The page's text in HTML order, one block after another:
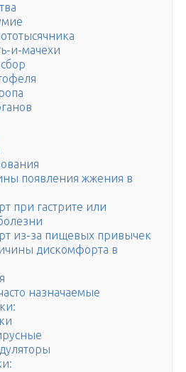
и-мачехи
появления жжения в
при гастрите или
из-за пищевых привычек
дискомфорта в
назначаемые